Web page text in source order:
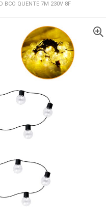
BCO QUENTE 7M 230V 8F